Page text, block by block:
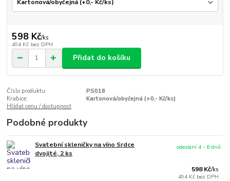
598 Kč/ks
494 Kč bez DPH
Přidat do košíku
Číslo produktu:
PS018
Krabice:
Kartonová/obyčejná (+0,- Kč/ks)
Hlídat cenu / dostupnost
Podobné produkty
Svatební skleničky na víno Srdce
dvojité, 2 ks
598 Kč/ks
494 Kč bez DPH
odeslání 4 - 6 dnů